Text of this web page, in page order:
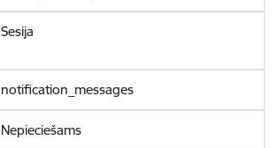
Sesija
notification_messages
Nepieciešams